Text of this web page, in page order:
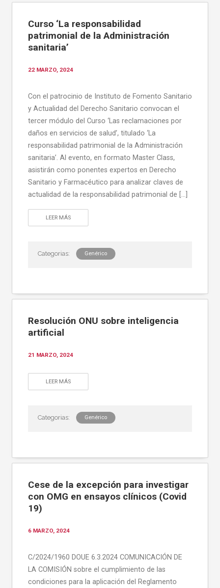
Curso ‘La responsabilidad
patrimonial de la Administración
sanitaria’
22 MARZO, 2024
Con el patrocinio de Instituto de Fomento Sanitario
y Actualidad del Derecho Sanitario convocan el
tercer módulo del Curso ‘Las reclamaciones por
daños en servicios de salud’, titulado ‘La
responsabilidad patrimonial de la Administración
sanitaria’. Al evento, en formato Master Class,
asistirán como ponentes expertos en Derecho
Sanitario y Farmacéutico para analizar claves de
actualidad de la responsabilidad patrimonial de […]
LEER MÁS
Genérico
Resolución ONU sobre inteligencia
artificial
21 MARZO, 2024
LEER MÁS
Genérico
Cese de la excepción para investigar
con OMG en ensayos clínicos (Covid
19)
6 MARZO, 2024
C/2024/1960 DOUE 6.3.2024 COMUNICACIÓN DE
LA COMISIÓN sobre el cumplimiento de las
condiciones para la aplicación del Reglamento